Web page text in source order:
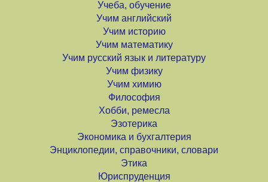
Учеба, обучение
Учим английский
Учим историю
Учим математику
Учим русский язык и литературу
Учим физику
Учим химию
Философия
Хобби, ремесла
Эзотерика
Экономика и бухгалтерия
Энциклопедии, справочники, словари
Этика
Юриспруденция